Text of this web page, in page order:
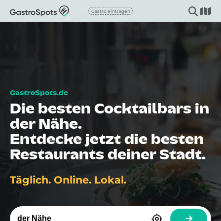
Gastro eintragen
Die besten Cocktailbars in
der Nähe.
Entdecke jetzt die besten
Restaurants deiner Stadt.
Täglich. Online. Lokal.
